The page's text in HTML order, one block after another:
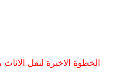
الخطوة الاخيرة لنقل